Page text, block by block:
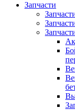
Запчасти